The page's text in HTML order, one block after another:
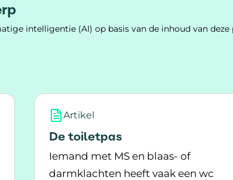
intelligentie (AI) op basis van de inhoud van
Artikel
De toiletpas
Iemand met MS en blaas- of
darmklachten heeft vaak een wc